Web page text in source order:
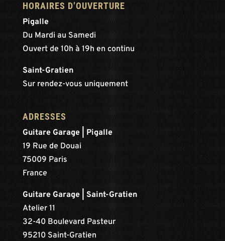
HORAIRES D’OUVERTURE
Pigalle
Du Mardi au Samedi
Ouvert de 10h à 19h en continu
Saint-Gratien
Sur rendez-vous uniquement
ADRESSES
Guitare Garage | Pigalle
19 Rue de Douai
75009 Paris
France
Guitare Garage | Saint-Gratien
Atelier 11
32-40 Boulevard Pasteur
95210 Saint-Gratien